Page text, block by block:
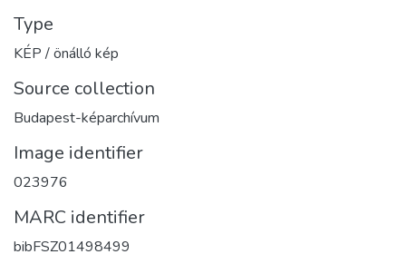
Type
KÉP / önálló kép
Source collection
Budapest-képarchívum
Image identifier
023976
MARC identifier
bibFSZ01498499